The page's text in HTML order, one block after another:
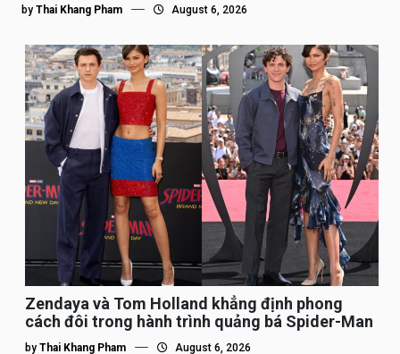
by Thai Khang Pham August 6, 2026
Zendaya và Tom Holland khẳng định phong
cách đôi trong hành trình quảng bá Spider-Man
by Thai Khang Pham August 6, 2026